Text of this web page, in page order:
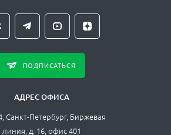
ПОДПИСАТЬСЯ
АДРЕС ОФИСА
Санкт-Петербург, Биржевая
линия, д. 16, офис 401